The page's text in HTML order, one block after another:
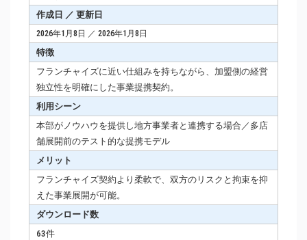
作成日 ／ 更新日
2026年1月8日 ／ 2026年1月8日
特徴
フランチャイズに近い仕組みを持ちながら、加盟側の経営
独立性を明確にした事業提携契約。
利用シーン
本部がノウハウを提供し地方事業者と連携する場合／多店
舗展開前のテスト的な提携モデル
メリット
フランチャイズ契約より柔軟で、双方のリスクと拘束を抑
えた事業展開が可能。
ダウンロード数
63件